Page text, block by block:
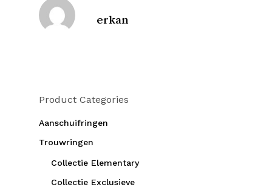
erkan
Product Categories
Aanschuifringen
Trouwringen
Collectie Elementary
Collectie Exclusieve